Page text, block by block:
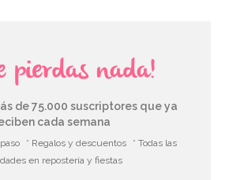
pierdas nada!
de 75.000 suscriptores que ya
cada semana
* Regalos y descuentos
* Todas las
en repostería y fiestas